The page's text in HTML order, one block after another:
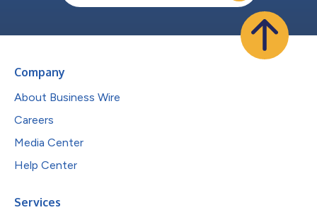
Company
About Business Wire
Careers
Media Center
Help Center
Services